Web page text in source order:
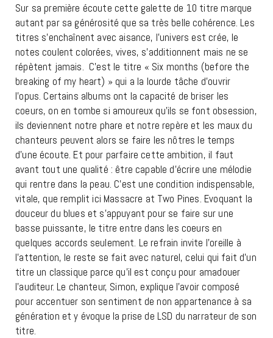
Sur sa première écoute cette galette de 10 titre marque
autant par sa générosité que sa très belle cohérence. Les
titres s’enchaînent avec aisance, l’univers est crée, le
notes coulent colorées, vives, s’additionnent mais ne se
répètent jamais. C’est le titre « Six months (before the
breaking of my heart) » qui a la lourde tâche d’ouvrir
l’opus. Certains albums ont la capacité de briser les
coeurs, on en tombe si amoureux qu’ils se font obsession,
ils deviennent notre phare et notre repère et les maux du
chanteurs peuvent alors se faire les nôtres le temps
d’une écoute. Et pour parfaire cette ambition, il faut
avant tout une qualité : être capable d’écrire une mélodie
qui rentre dans la peau. C’est une condition indispensable,
vitale, que remplit ici Massacre at Two Pines. Evoquant la
douceur du blues et s’appuyant pour se faire sur une
basse puissante, le titre entre dans les coeurs en
quelques accords seulement. Le refrain invite l’oreille à
l’attention, le reste se fait avec naturel, celui qui fait d’un
titre un classique parce qu’il est conçu pour amadouer
l’auditeur. Le chanteur, Simon, explique l’avoir composé
pour accentuer son sentiment de non appartenance à sa
génération et y évoque la prise de LSD du narrateur de son
titre.